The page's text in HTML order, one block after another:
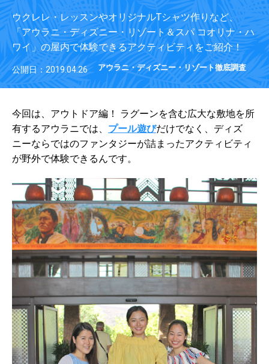
ウクレレ・レッスンやオリジナルTシャツ作りなど、
「アウラニ・ディズニー・リゾート＆スパ コオリナ・ハ
ワイ」の屋内で体験できるアクティビティをご紹介！
公開日：2019.04.26 アウラニ・ディズニー・リゾート徹底調査
今回は、アウトドア編！ ラグーンを含む広大な敷地を所
有するアウラニでは、 プール遊びだけでなく、ディズ
ニーならではのファンタジーが詰まったアクティビティ
が野外で体験できるんです。